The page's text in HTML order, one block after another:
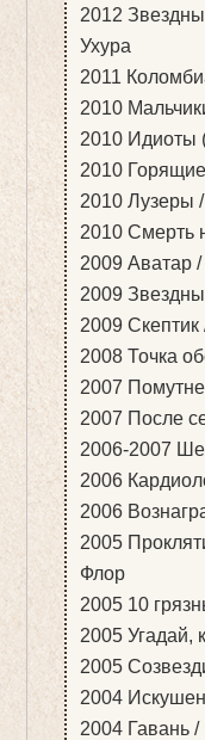
2012
Ухура
2011
2010
2010 Идиоты
2010
2010 Лузеры
2010 Смерть
2009 Аватар
2009
2009
2008 Точка
2007
2007 После
2006-2007
2006
2006
2005
Флор
2005 10
2005 Угадай,
2005
2004
2004 Гавань